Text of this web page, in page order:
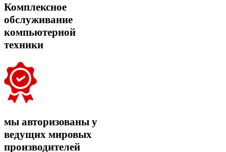
Комплексное
обслуживание
компьютерной
техники
мы авторизованы у
ведущих мировых
производителей